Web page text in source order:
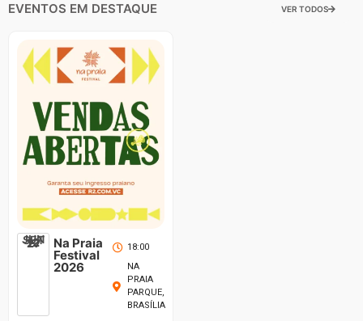
EVENTOS EM DESTAQUE VER TODOS
12
JUN
27
SET Na Praia
Festival
2026
18:00
NA
PRAIA
PARQUE,
BRASÍLIA